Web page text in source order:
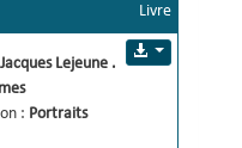
Livre
Jacques Lejeune .
: Portraits